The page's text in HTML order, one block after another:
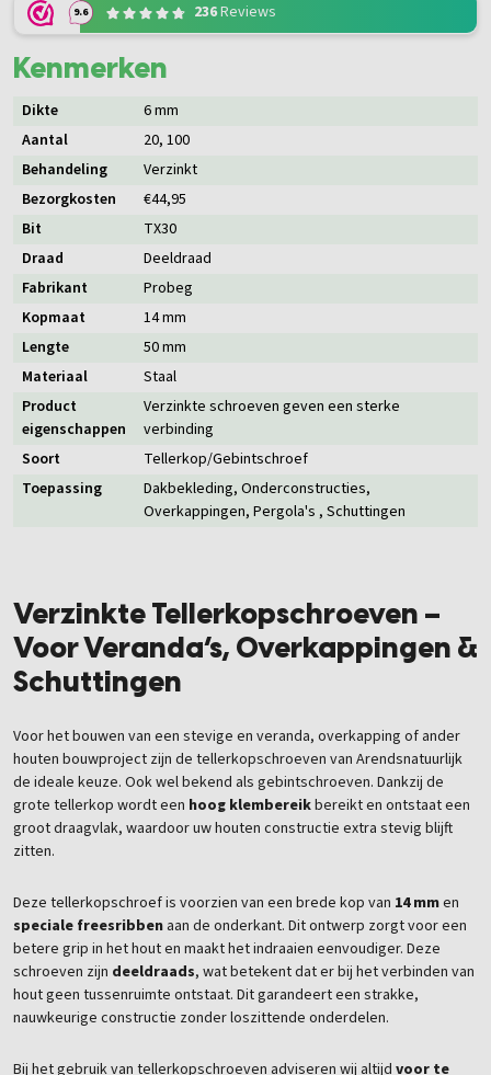
Verzinkte Tellerkopschroeven –
Voor Veranda’s, Overkappingen &
Schuttingen
Voor het bouwen van een stevige en veranda, overkapping of ander
houten bouwproject zijn de tellerkopschroeven van Arendsnatuurlijk
de ideale keuze. Ook wel bekend als gebintschroeven. Dankzij de
grote tellerkop wordt een hoog klembereikbereikt en ontstaat een
groot draagvlak, waardoor uw houten constructie extra stevig blijft
zitten.
Deze tellerkopschroef is voorzien van een brede kop van 14 mmen
speciale freesribbenaan de onderkant. Dit ontwerp zorgt voor een
betere grip in het hout en maakt het indraaien eenvoudiger. Deze
schroeven zijn deeldraads, wat betekent dat er bij het verbinden van
hout geen tussenruimte ontstaat. Dit garandeert een strakke,
nauwkeurige constructie zonder loszittende onderdelen.
Bij het gebruik van tellerkopschroeven adviseren wij altijd voor te
9.6 236Reviews
Kenmerken
Dikte
6 mm
Aantal
20, 100
Behandeling
Verzinkt
Bezorgkosten
€44,95
Bit
TX30
Draad
Deeldraad
Fabrikant
Probeg
Kopmaat
14 mm
Lengte
50 mm
Materiaal
Staal
Product
eigenschappen
Verzinkte schroeven geven een sterke
verbinding
Soort
Tellerkop/Gebintschroef
Toepassing
Dakbekleding, Onderconstructies,
Overkappingen, Pergola's , Schuttingen